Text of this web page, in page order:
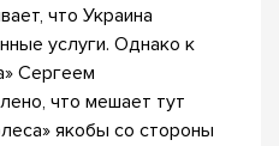
что Украина
услуги. Однако к
Сергеем
что мешает тут
якобы со стороны